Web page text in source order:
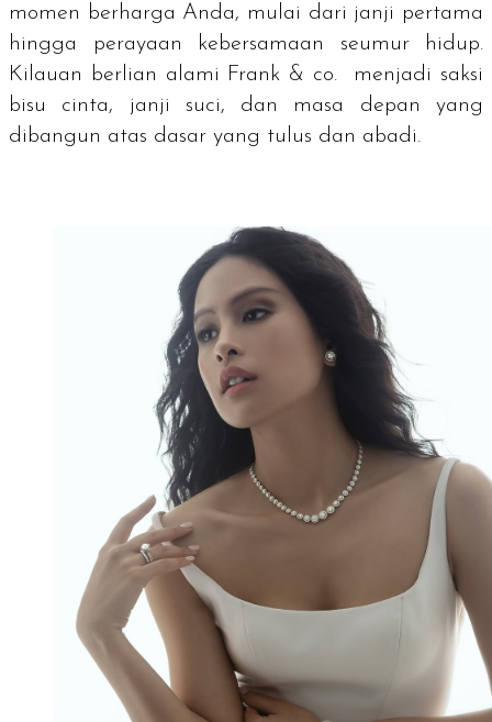
momen berharga Anda, mulai dari janji pertama
hingga perayaan kebersamaan seumur hidup.
Kilauan berlian alami Frank & co. menjadi saksi
bisu cinta, janji suci, dan masa depan yang
dibangun atas dasar yang tulus dan abadi.